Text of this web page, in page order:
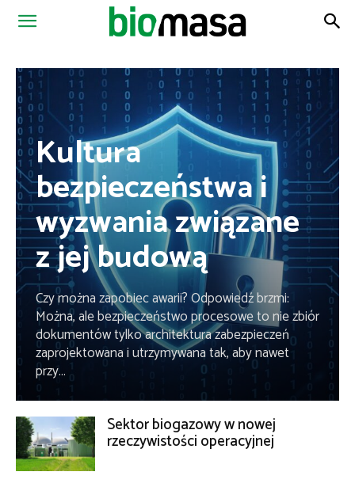
Magazyn
Biomasa
Kultura
bezpieczeństwa i
wyzwania związane
z jej budową
Czy można zapobiec awarii? Odpowiedź brzmi:
Można, ale bezpieczeństwo procesowe to nie zbiór
dokumentów tylko architektura zabezpieczeń
zaprojektowana i utrzymywana tak, aby nawet
przy...
Sektor biogazowy w nowej
rzeczywistości operacyjnej